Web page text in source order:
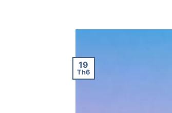
19
Th6